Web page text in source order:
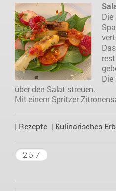
Die
Die
über den Salat streuen.
Mit einem Spritzer
| Rezepte | Kulinarisches